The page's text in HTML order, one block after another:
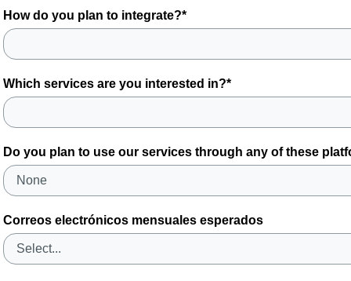
How do you plan to integrate?*
Which services are you interested in?*
Do you plan to use our services through any of these
Correos electrónicos mensuales esperados